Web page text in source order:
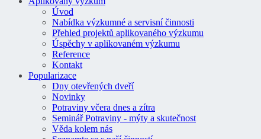
Úvod
Nabídka výzkumné a servisní činnosti
Přehled projektů aplikovaného výzkumu
Úspěchy v aplikovaném výzkumu
Reference
Kontakt
Popularizace
Dny otevřených dveří
Novinky
Potraviny včera dnes a zítra
Seminář Potraviny - mýty a skutečnost
Věda kolem nás